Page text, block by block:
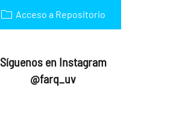
Acceso a Repositorio
Síguenos en Instagram
@farq_uv